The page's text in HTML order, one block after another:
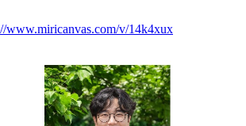
www.miricanvas.com/v/14k4xux